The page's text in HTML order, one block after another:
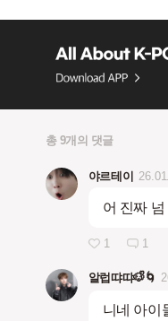
총 9개의 댓글
야르테이
어 진짜
1 1
알럽땨땨🐶ᩚ🌀
니네 아이